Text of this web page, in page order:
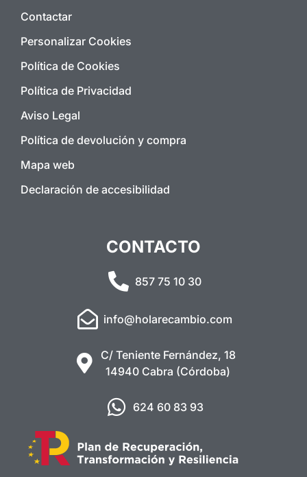
Contactar
Personalizar Cookies
Política de Cookies
Política de Privacidad
Aviso Legal
Política de devolución y compra
Mapa web
Declaración de accesibilidad
CONTACTO
857 75 10 30
info@holarecambio.com
C/ Teniente Fernández, 18
14940 Cabra (Córdoba)
624 60 83 93